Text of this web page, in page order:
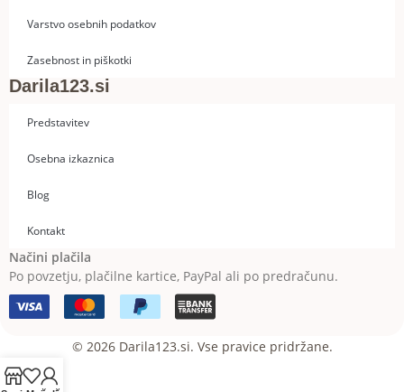
Varstvo osebnih podatkov
Zasebnost in piškotki
Darila123.si
Predstavitev
Osebna izkaznica
Blog
Kontakt
Načini plačila
Po povzetju, plačilne kartice, PayPal ali po predračunu.
© 2026 Darila123.si. Vse pravice pridržane.